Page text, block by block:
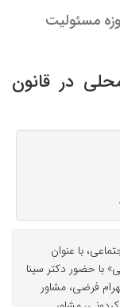
مسئولیت
در قانون
با عنوان
با حضور دکتر سینا
فرضی، مشاور